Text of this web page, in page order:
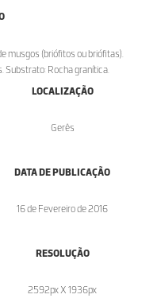
musgos (briófitos ou briófitas).
Substrato: Rocha granítica.
LOCALIZAÇÃO
Gerês
DATA DE PUBLICAÇÃO
16 de Fevereiro de 2016
RESOLUÇÃO
2592px X 1936px